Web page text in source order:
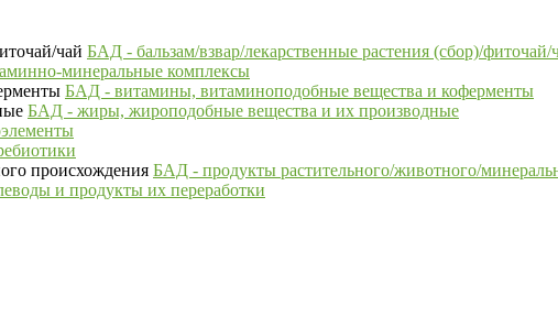
БАД - бальзам/взвар/лекарственные растения (сбор)/фиточай/
минеральные комплексы
БАД - витамины, витаминоподобные вещества и коферменты
БАД - жиры, жироподобные вещества и их производные
БАД - продукты растительного/животного/
и продукты их переработки